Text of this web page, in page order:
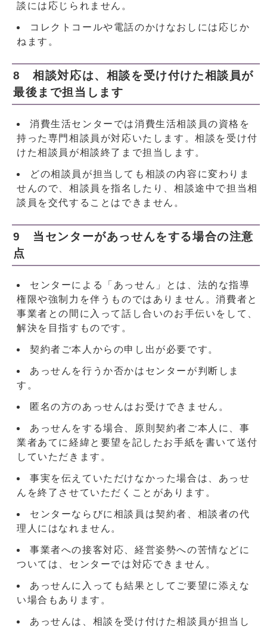
談には応じられません。
コレクトコールや電話のかけなおしには応じか
ねます。
8 相談対応は、相談を受け付けた相談員が
最後まで担当します
消費生活センターでは消費生活相談員の資格を
持った専門相談員が対応いたします。相談を受け付
けた相談員が相談終了まで担当します。
どの相談員が担当しても相談の内容に変わりま
せんので、相談員を指名したり、相談途中で担当相
談員を交代することはできません。
9 当センターがあっせんをする場合の注意
点
センターによる「あっせん」とは、法的な指導
権限や強制力を伴うものではありません。消費者と
事業者との間に入って話し合いのお手伝いをして、
解決を目指すものです。
契約者ご本人からの申し出が必要です。
あっせんを行うか否かはセンターが判断しま
す。
匿名の方のあっせんはお受けできません。
あっせんをする場合、原則契約者ご本人に、事
業者あてに経緯と要望を記したお手紙を書いて送付
していただきます。
事実を伝えていただけなかった場合は、あっせ
んを終了させていただくことがあります。
センターならびに相談員は契約者、相談者の代
理人にはなれません。
事業者への接客対応、経営姿勢への苦情などに
ついては、センターでは対応できません。
あっせんに入っても結果としてご要望に添えな
い場合もあります。
あっせんは、相談を受け付けた相談員が担当し